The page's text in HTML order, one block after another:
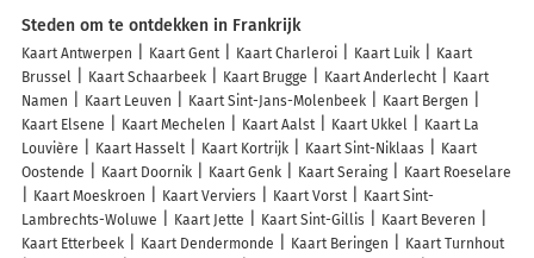
Steden om te ontdekken in Frankrijk
Kaart Antwerpen Kaart Gent Kaart Charleroi Kaart Luik
Kaart
Brussel
Kaart Schaarbeek Kaart Brugge Kaart Anderlecht
Kaart
Namen
Kaart Leuven Kaart Sint-Jans-Molenbeek
Kaart Bergen
Kaart Elsene
Kaart Mechelen Kaart Aalst Kaart Ukkel
Kaart La
Louvière
Kaart Hasselt Kaart Kortrijk Kaart Sint-Niklaas
Kaart
Oostende
Kaart Doornik Kaart Genk Kaart Seraing
Kaart Roeselare
Kaart Moeskroen
Kaart Verviers Kaart Vorst
Kaart Sint-
Lambrechts-Woluwe
Kaart Jette Kaart Sint-Gillis
Kaart Beveren
Kaart Etterbeek
Kaart Dendermonde Kaart Beringen
Kaart Turnhout